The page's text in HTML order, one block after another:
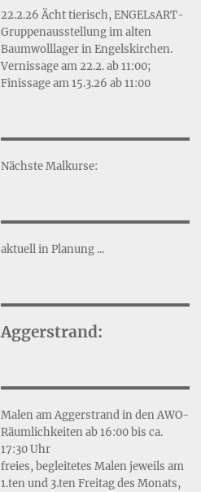
22.2.26 Ächt tierisch, ENGELsART-
Gruppenausstellung im alten
Baumwolllager in Engelskirchen.
Vernissage am 22.2. ab 11:00;
Finissage am 15.3.26 ab 11:00
Nächste Malkurse:
aktuell in Planung ...
Aggerstrand:
Malen am Aggerstrand in den AWO-
Räumlichkeiten ab 16:00 bis ca.
17:30 Uhr
freies, begleitetes Malen jeweils am
1.ten und 3.ten Freitag des Monats,